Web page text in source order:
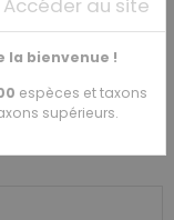
la bienvenue !
espèces et taxons
supérieurs.